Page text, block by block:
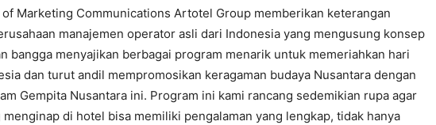
Marketing Communications Artotel Group memberikan keterangan
manajemen operator asli dari Indonesia yang mengusung konsep
bangga menyajikan berbagai program menarik untuk memeriahkan hari
dan turut andil mempromosikan keragaman budaya Nusantara dengan
Gempita Nusantara ini. Program ini kami rancang sedemikian rupa agar
menginap di hotel bisa memiliki pengalaman yang lengkap, tidak hanya